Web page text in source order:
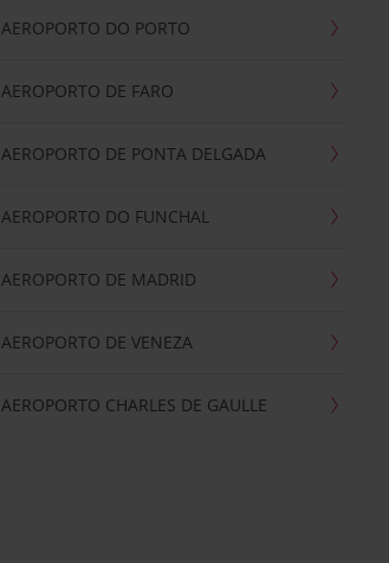
AEROPORTO DO PORTO
AEROPORTO DE FARO
AEROPORTO DE PONTA DELGADA
AEROPORTO DO FUNCHAL
AEROPORTO DE MADRID
AEROPORTO DE VENEZA
AEROPORTO CHARLES DE GAULLE